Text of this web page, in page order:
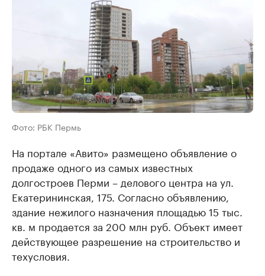
Фото: РБК Пермь
На портале «Авито» размещено объявление о
продаже одного из самых известных
долгостроев Перми – делового центра на ул.
Екатерининская, 175. Согласно объявлению,
здание нежилого назначения площадью 15 тыс.
кв. м продается за 200 млн руб. Объект имеет
действующее разрешение на строительство и
техусловия.